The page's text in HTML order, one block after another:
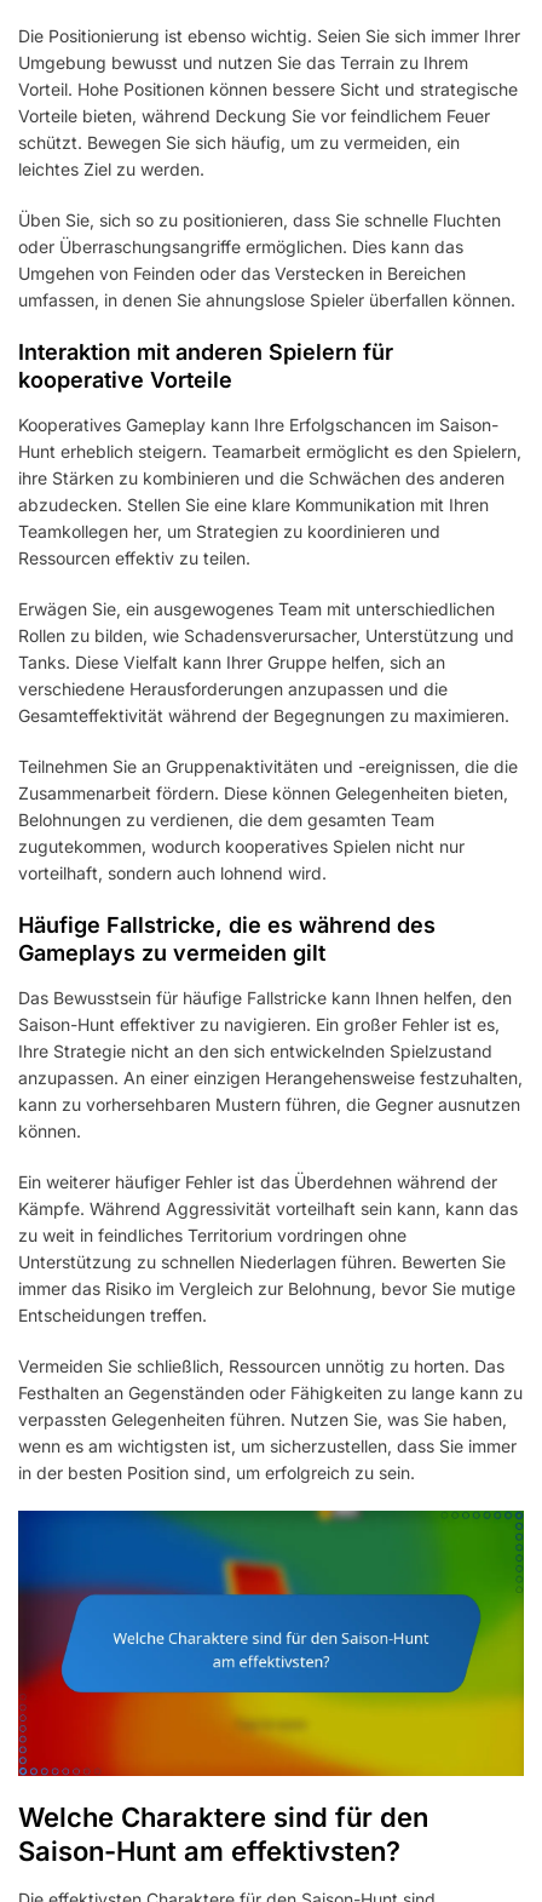
Die Positionierung ist ebenso wichtig. Seien Sie sich immer Ihrer
Umgebung bewusst und nutzen Sie das Terrain zu Ihrem
Vorteil. Hohe Positionen können bessere Sicht und strategische
Vorteile bieten, während Deckung Sie vor feindlichem Feuer
schützt. Bewegen Sie sich häufig, um zu vermeiden, ein
leichtes Ziel zu werden.
Üben Sie, sich so zu positionieren, dass Sie schnelle Fluchten
oder Überraschungsangriffe ermöglichen. Dies kann das
Umgehen von Feinden oder das Verstecken in Bereichen
umfassen, in denen Sie ahnungslose Spieler überfallen können.
Interaktion mit anderen Spielern für
kooperative Vorteile
Kooperatives Gameplay kann Ihre Erfolgschancen im Saison-
Hunt erheblich steigern. Teamarbeit ermöglicht es den Spielern,
ihre Stärken zu kombinieren und die Schwächen des anderen
abzudecken. Stellen Sie eine klare Kommunikation mit Ihren
Teamkollegen her, um Strategien zu koordinieren und
Ressourcen effektiv zu teilen.
Erwägen Sie, ein ausgewogenes Team mit unterschiedlichen
Rollen zu bilden, wie Schadensverursacher, Unterstützung und
Tanks. Diese Vielfalt kann Ihrer Gruppe helfen, sich an
verschiedene Herausforderungen anzupassen und die
Gesamteffektivität während der Begegnungen zu maximieren.
Teilnehmen Sie an Gruppenaktivitäten und -ereignissen, die die
Zusammenarbeit fördern. Diese können Gelegenheiten bieten,
Belohnungen zu verdienen, die dem gesamten Team
zugutekommen, wodurch kooperatives Spielen nicht nur
vorteilhaft, sondern auch lohnend wird.
Häufige Fallstricke, die es während des
Gameplays zu vermeiden gilt
Das Bewusstsein für häufige Fallstricke kann Ihnen helfen, den
Saison-Hunt effektiver zu navigieren. Ein großer Fehler ist es,
Ihre Strategie nicht an den sich entwickelnden Spielzustand
anzupassen. An einer einzigen Herangehensweise festzuhalten,
kann zu vorhersehbaren Mustern führen, die Gegner ausnutzen
können.
Ein weiterer häufiger Fehler ist das Überdehnen während der
Kämpfe. Während Aggressivität vorteilhaft sein kann, kann das
zu weit in feindliches Territorium vordringen ohne
Unterstützung zu schnellen Niederlagen führen. Bewerten Sie
immer das Risiko im Vergleich zur Belohnung, bevor Sie mutige
Entscheidungen treffen.
Vermeiden Sie schließlich, Ressourcen unnötig zu horten. Das
Festhalten an Gegenständen oder Fähigkeiten zu lange kann zu
verpassten Gelegenheiten führen. Nutzen Sie, was Sie haben,
wenn es am wichtigsten ist, um sicherzustellen, dass Sie immer
in der besten Position sind, um erfolgreich zu sein.
Welche Charaktere sind für den
Saison-Hunt am effektivsten?